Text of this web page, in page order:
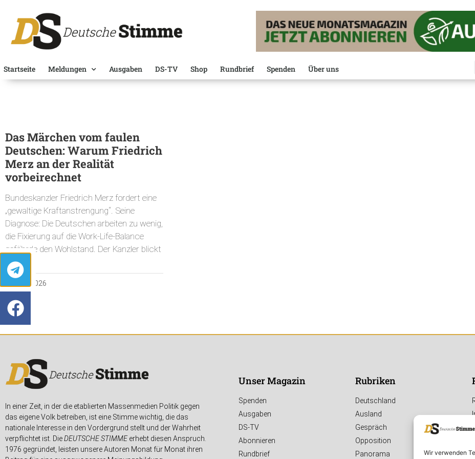
Wir verwenden
Startseite Meldungen Ausgaben DS-TV Shop Rundbrief Spenden Über uns
Das Märchen vom faulen
Deutschen: Warum Friedrich
Merz an der Realität
vorbeirechnet
Bundeskanzler Friedrich Merz fordert eine
„gewaltige Kraftanstrengung“. Seine
Diagnose: Die Deutschen arbeiten zu wenig,
die Fixierung auf die Work-Life-Balance
gefährde den Wohlstand. Der Kanzler blickt
27. MAI 2026
In einer Zeit, in der die etablierten Massenmedien Politik gegen
das eigene Volk betreiben, ist eine Stimme wichtig, die das
nationale Interesse in den Vordergrund stellt und der Wahrheit
verpflichtet ist. DieDEUTSCHE STIMMEerhebt diesen Anspruch.
1976 gegründet, leisten unsere Autoren Monat für Monat ihren
Unser Magazin
Spenden
Ausgaben
DS-TV
Abonnieren
Rundbrief
Rubriken
Deutschland
Ausland
Gespräch
Opposition
Panorama